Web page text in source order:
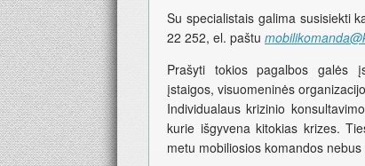
Su specialistais galima susisiekti
22 252, el. paštu
Prašyti tokios pagalbos galės
įstaigos, visuomeninės
Individualaus krizinio
kurie išgyvena kitokias krizes.
metu mobiliosios komandos